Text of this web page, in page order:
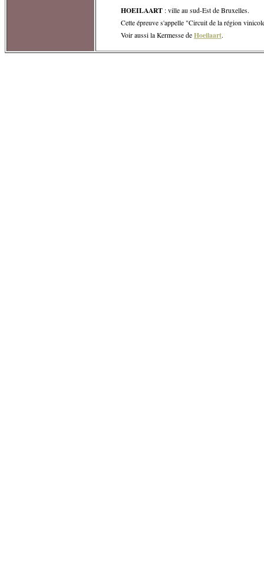
HOEILAART : ville au sud-Est de Bruxelles.
Cette épreuve s'appelle "Circuit de la région
Voir aussi la Kermesse de Hoeilaart.